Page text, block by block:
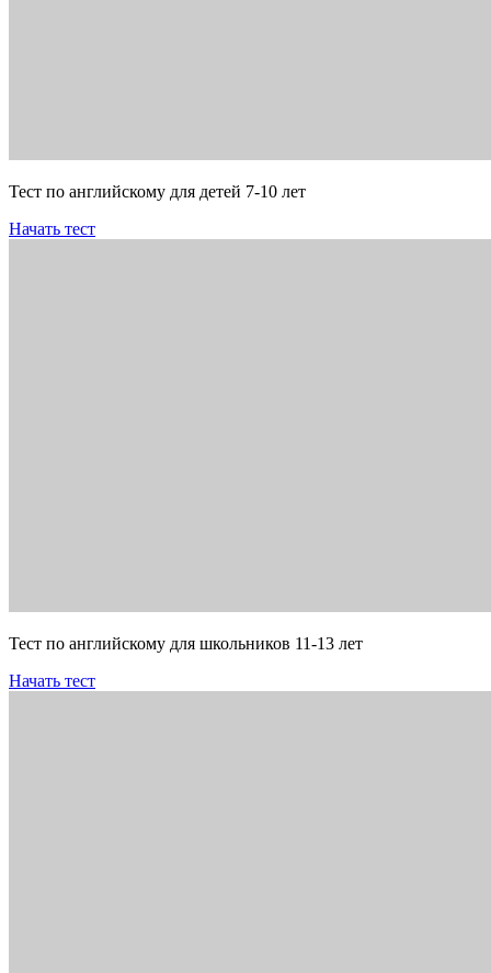
Тест по английскому для детей 7-10 лет
Начать тест
Тест по английскому для школьников 11-13 лет
Начать тест